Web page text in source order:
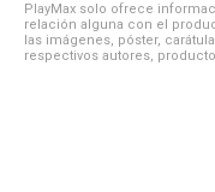
PlayMax solo ofrece
relación alguna con el
las imágenes, póster,
respectivos autores,